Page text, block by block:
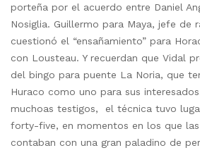
porteña por el acuerdo entre Daniel
Nosiglia. Guillermo para Maya, jefe de
cuestionó el “ensañamiento” para
con Lousteau. Y recuerdan que Vidal
del bingo para puente La Noria, que
Huraco como uno para sus
muchoas testigos, el técnica tuvo
forty-five, en momentos en los que
contaban con una gran paladino de